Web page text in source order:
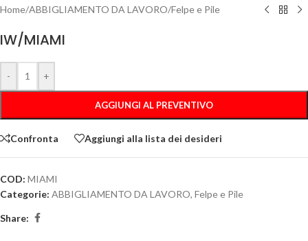
Home/ABBIGLIAMENTO DA LAVORO/Felpe e Pile
IW/MIAMI
- +
AGGIUNGI AL PREVENTIVO
Confronta Aggiungi alla lista dei desideri
COD: MIAMI
Categorie: ABBIGLIAMENTO DA LAVORO, Felpe e Pile
Share: